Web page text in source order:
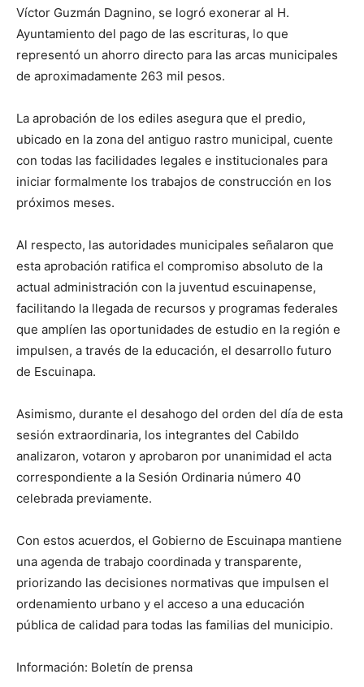
Víctor Guzmán Dagnino, se logró exonerar al H.
Ayuntamiento del pago de las escrituras, lo que
representó un ahorro directo para las arcas municipales
de aproximadamente 263 mil pesos.
La aprobación de los ediles asegura que el predio,
ubicado en la zona del antiguo rastro municipal, cuente
con todas las facilidades legales e institucionales para
iniciar formalmente los trabajos de construcción en los
próximos meses.
Al respecto, las autoridades municipales señalaron que
esta aprobación ratifica el compromiso absoluto de la
actual administración con la juventud escuinapense,
facilitando la llegada de recursos y programas federales
que amplíen las oportunidades de estudio en la región e
impulsen, a través de la educación, el desarrollo futuro
de Escuinapa.
Asimismo, durante el desahogo del orden del día de esta
sesión extraordinaria, los integrantes del Cabildo
analizaron, votaron y aprobaron por unanimidad el acta
correspondiente a la Sesión Ordinaria número 40
celebrada previamente.
Con estos acuerdos, el Gobierno de Escuinapa mantiene
una agenda de trabajo coordinada y transparente,
priorizando las decisiones normativas que impulsen el
ordenamiento urbano y el acceso a una educación
pública de calidad para todas las familias del municipio.
Información: Boletín de prensa